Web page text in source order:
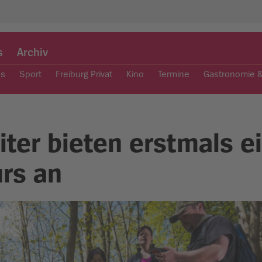
Archiv
Sport Freiburg Privat Kino Termine Gastronomie
bieten erstmals
an